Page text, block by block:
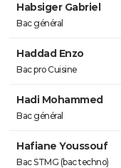
Habsiger Gabriel
Bac général
Haddad Enzo
Bac pro Cuisine
Hadi Mohammed
Bac général
Hafiane Youssouf
Bac STMG (bac techno)